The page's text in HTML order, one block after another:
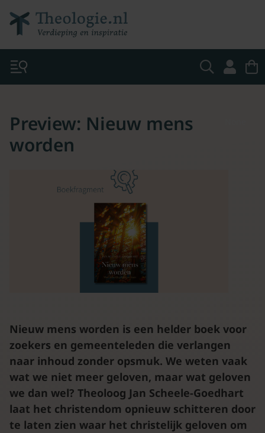
Preview: Nieuw mens
worden
Nieuw mens worden is een helder boek voor
zoekers en gemeenteleden die verlangen
naar inhoud zonder opsmuk. We weten vaak
wat we niet meer geloven, maar wat geloven
we dan wel? Theoloog Jan Scheele-Goedhart
laat het christendom opnieuw schitteren door
te laten zien waar het christelijk geloven om